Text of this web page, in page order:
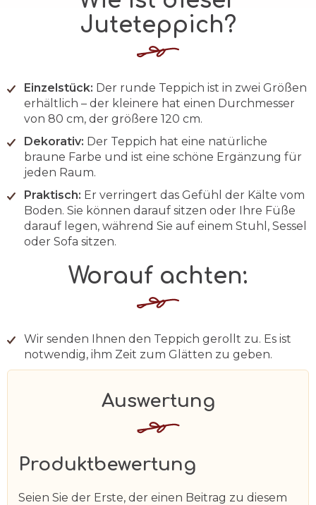
Juteteppich?
Einzelstück: Der runde Teppich ist in zwei Größen
erhältlich – der kleinere hat einen Durchmesser
von 80 cm, der größere 120 cm.
Dekorativ: Der Teppich hat eine natürliche
braune Farbe und ist eine schöne Ergänzung für
jeden Raum.
Praktisch: Er verringert das Gefühl der Kälte vom
Boden. Sie können darauf sitzen oder Ihre Füße
darauf legen, während Sie auf einem Stuhl, Sessel
oder Sofa sitzen.
Worauf achten:
Wir senden Ihnen den Teppich gerollt zu. Es ist
notwendig, ihm Zeit zum Glätten zu geben.
Produktbewertung
Seien Sie der Erste, der einen Beitrag zu diesem